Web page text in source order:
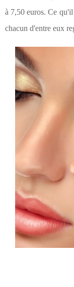
à 7,50 euros. Ce
chacun d'entre eux